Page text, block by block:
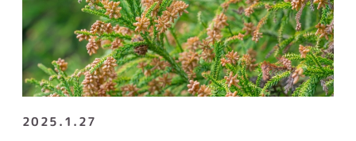
2025.1.27